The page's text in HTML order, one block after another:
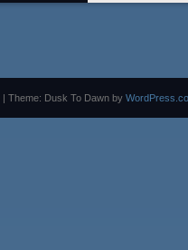
Theme: Dusk To Dawn by